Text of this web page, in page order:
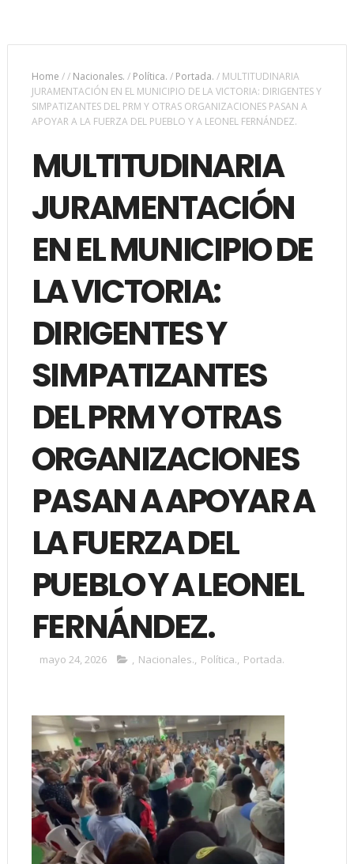
Home // Nacionales. / Política. / Portada. / MULTITUDINARIA
JURAMENTACIÓN EN EL MUNICIPIO DE LA VICTORIA: DIRIGENTES Y
SIMPATIZANTES DEL PRM Y OTRAS ORGANIZACIONES PASAN A
APOYAR A LA FUERZA DEL PUEBLO Y A LEONEL FERNÁNDEZ.
MULTITUDINARIA
JURAMENTACIÓN
EN EL MUNICIPIO DE
LA VICTORIA:
DIRIGENTES Y
SIMPATIZANTES
DEL PRM Y OTRAS
ORGANIZACIONES
PASAN A APOYAR A
LA FUERZA DEL
PUEBLO Y A LEONEL
FERNÁNDEZ.
mayo 24, 2026 , Nacionales., Política., Portada.